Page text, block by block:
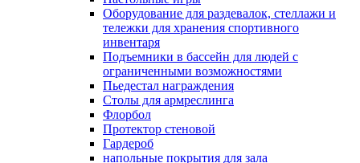
Оборудование для раздевалок, стеллажи и
тележки для хранения спортивного
инвентаря
Подъемники в бассейн для людей с
ограниченными возможностями
Пьедестал награждения
Столы для армреслинга
Флорбол
Протектор стеновой
Гардероб
напольные покрытия для зала